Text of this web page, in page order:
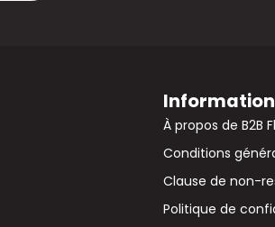
À propos de B2B
Conditions
Clause de non-
Politique de